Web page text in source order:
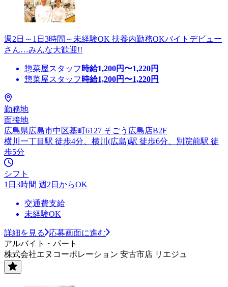
週2日～1日3時間～未経験OK 扶養内勤務OKバイトデビュー
さん…みんな大歓迎!!
惣菜屋スタッフ 時給1,200円〜1,220円
惣菜屋スタッフ 時給1,200円〜1,220円
勤務地
面接地
広島県広島市中区基町6127 そごう広島店B2F
横川一丁目駅 徒歩4分、横川(広島)駅 徒歩6分、別院前駅 徒
歩5分
シフト
1日3時間 週2日からOK
交通費支給
未経験OK
詳細を見る
応募画面に進む
アルバイト・パート
株式会社エヌコーポレーション 安古市店 リエジュ